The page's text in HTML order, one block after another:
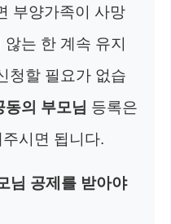
부양가족이 사망
는 한 계속 유지
청할 필요가 없습
의 부모님 등록은
시면 됩니다.
님 공제를 받아야